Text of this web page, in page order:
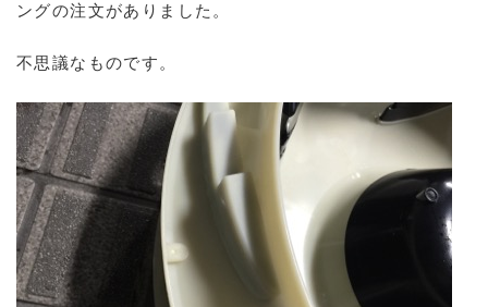
ングの注文がありました。
不思議なものです。